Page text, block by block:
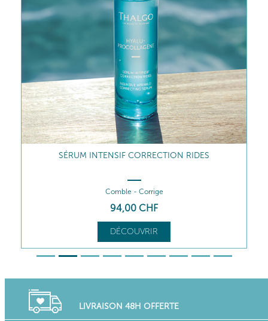
SÉRUM INTENSIF CORRECTION RIDES
Comble - Corrige
94,00 CHF
DÉCOUVRIR
LIVRAISON 48H OFFERTE